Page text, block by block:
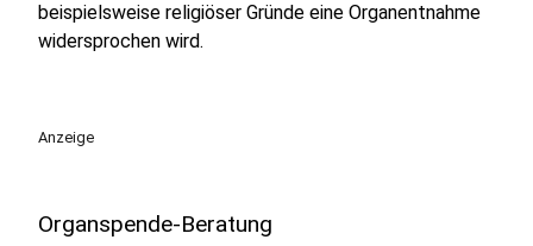
beispielsweise religiöser Gründe eine Organentnahme
widersprochen wird.
Anzeige
Organspende-Beratung